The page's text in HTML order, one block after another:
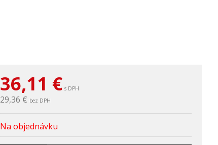
36,11 € s DPH
29,36 € bez DPH
Na objednávku